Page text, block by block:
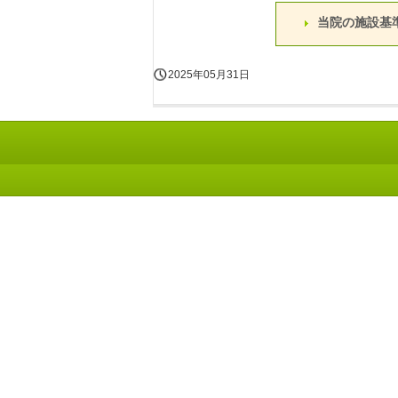
当院の施設基
2025年05月31日